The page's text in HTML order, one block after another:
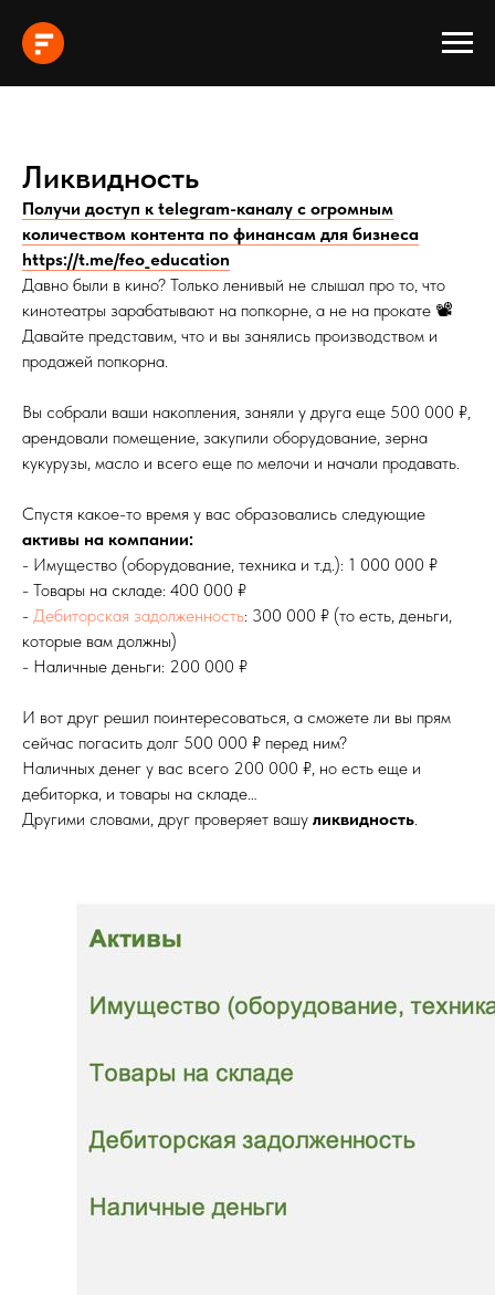
Ликвидность
Получи доступ к telegram-каналу с огромным
количеством контента по финансам для бизнеса
https://t.me/feo_education
Давно были в кино? Только ленивый не слышал про то, что
кинотеатры зарабатывают на попкорне, а не на прокате 📽️
Давайте представим, что и вы занялись производством и
продажей попкорна.
Вы собрали ваши накопления, заняли у друга еще 500 000 ₽,
арендовали помещение, закупили оборудование, зерна
кукурузы, масло и всего еще по мелочи и начали продавать.
Спустя какое-то время у вас образовались следующие
активы на компании:
- Имущество (оборудование, техника и т.д.): 1 000 000 ₽
- Товары на складе: 400 000 ₽
- Дебиторская задолженность: 300 000 ₽ (то есть, деньги,
которые вам должны)
- Наличные деньги: 200 000 ₽
И вот друг решил поинтересоваться, а сможете ли вы прям
сейчас погасить долг 500 000 ₽ перед ним?
Наличных денег у вас всего 200 000 ₽, но есть еще и
дебиторка, и товары на складе…
Другими словами, друг проверяет вашу ликвидность.